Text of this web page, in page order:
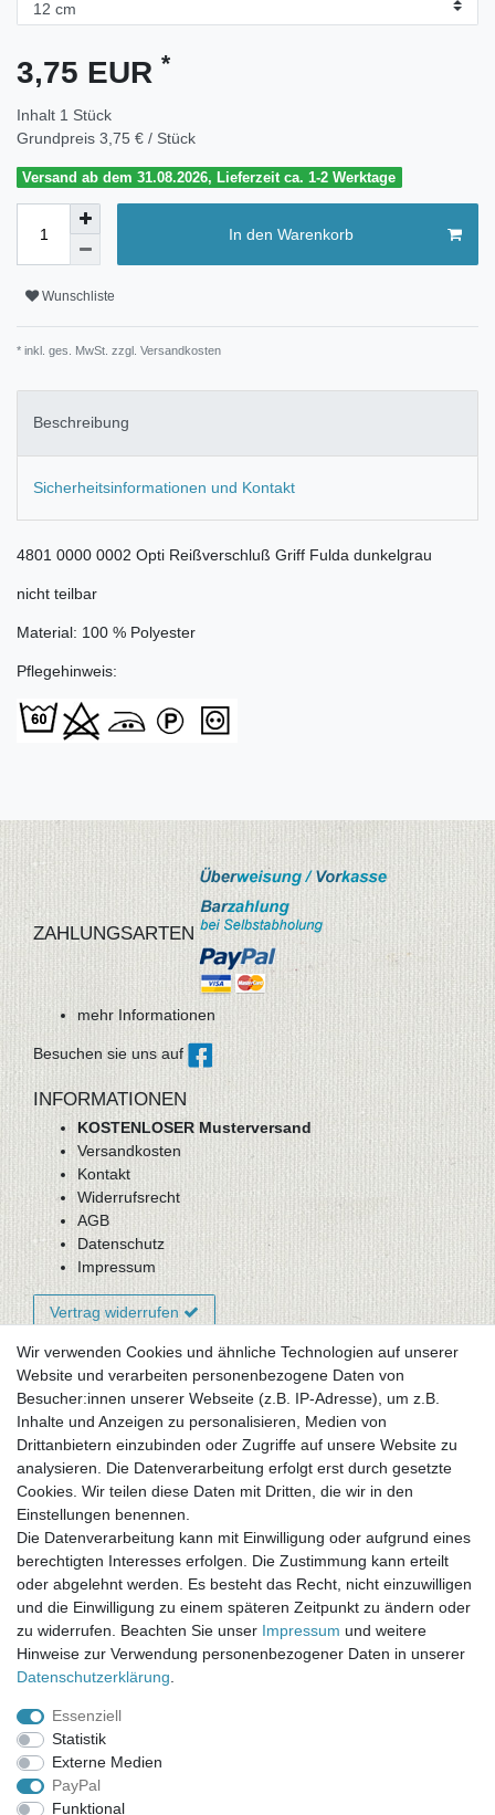
3,75 EUR *
Inhalt 1 Stück
Grundpreis 3,75 € / Stück
Versand ab dem 31.08.2026, Lieferzeit ca. 1-2 Werktage
In den Warenkorb
Wunschliste
* inkl. ges. MwSt. zzgl. Versandkosten
Beschreibung
Sicherheitsinformationen und Kontakt
4801 0000 0002 Opti Reißverschluß Griff Fulda dunkelgrau
nicht teilbar
Material: 100 % Polyester
Pflegehinweis:
ZAHLUNGSARTEN
mehr Informationen
Besuchen sie uns auf
INFORMATIONEN
KOSTENLOSER Musterversand
Versandkosten
Kontakt
Widerrufsrecht
AGB
Datenschutz
Impressum
Vertrag widerrufen
Newsletter-Anmeldung
FAQ / Fragen
Mein Warenkorb
Mein Merkzettel
Mein Konto
UNSER LADENGESCHÄFT
Gottlieb-Daimler-Str. 10
33334 Gütersloh
ÖFFNUNGSZEITEN
Montag - Dienstag: 8.00 - 18.00 Uhr, Mittwoch Ruhetag,
Donnerstag: 8.00 - 18.00 Uhr, Freitag 8.00 - 14.00 Uhr
KUNDENSERVICE
Telefon: (05241) 403 22 38
E-Mail: info@stoffamstueck.de
Wir verwenden Cookies und ähnliche Technologien auf unserer
Website und verarbeiten personenbezogene Daten von
Besucher:innen unserer Webseite (z.B. IP-Adresse), um z.B.
Inhalte und Anzeigen zu personalisieren, Medien von
Drittanbietern einzubinden oder Zugriffe auf unsere Website zu
analysieren. Die Datenverarbeitung erfolgt erst durch gesetzte
Cookies. Wir teilen diese Daten mit Dritten, die wir in den
Einstellungen benennen.
Die Datenverarbeitung kann mit Einwilligung oder aufgrund eines
berechtigten Interesses erfolgen. Die Zustimmung kann erteilt
oder abgelehnt werden. Es besteht das Recht, nicht einzuwilligen
und die Einwilligung zu einem späteren Zeitpunkt zu ändern oder
zu widerrufen. Beachten Sie unser Impressum und weitere
Hinweise zur Verwendung personenbezogener Daten in unserer
Daten­schutz­erklärung
Essenziell
Statistik
Externe Medien
PayPal
Funktional